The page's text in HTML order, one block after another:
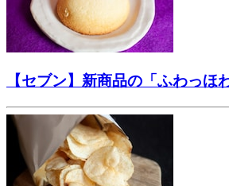
【セブン】新商品の「ふわっほ